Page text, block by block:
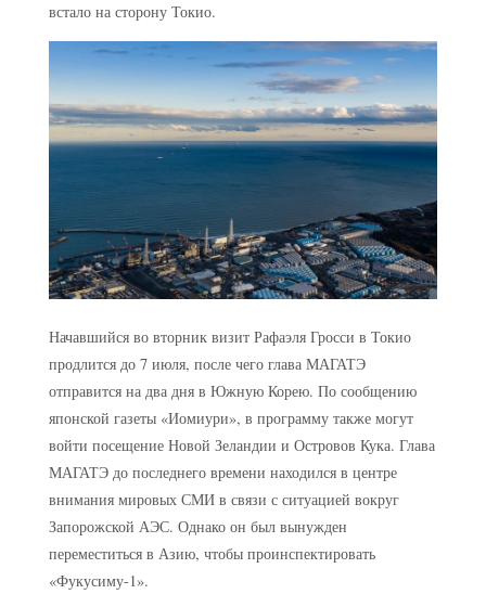
встало на сторону Токио.
Начавшийся во вторник визит Рафаэля Гросси в Токио
продлится до 7 июля, после чего глава МАГАТЭ
отправится на два дня в Южную Корею. По сообщению
японской газеты «Иомиури», в программу также могут
войти посещение Новой Зеландии и Островов Кука. Глава
МАГАТЭ до последнего времени находился в центре
внимания мировых СМИ в связи с ситуацией вокруг
Запорожской АЭС. Однако он был вынужден
переместиться в Азию, чтобы проинспектировать
«Фукусиму-1».